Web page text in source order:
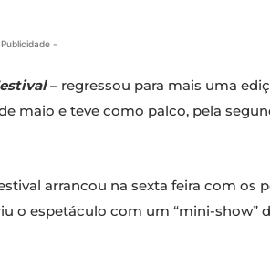
-
– regressou para mais uma
maio e teve como palco, pela
arrancou na sexta feira com os
o espetáculo com um “mini-show”